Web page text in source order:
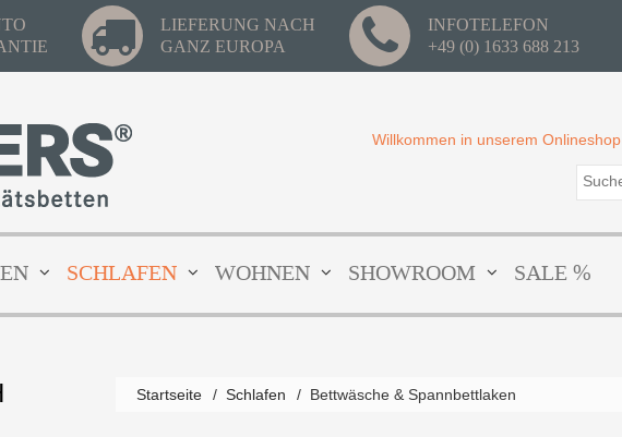
LIEFERUNG NACH
GANZ EUROPA
INFOTELEFON
+49 (0) 1633 688 213
Willkommen in unserem Onlineshop
SCHLAFEN WOHNEN SHOWROOM SALE %
Startseite / Schlafen / Bettwäsche & Spannbettlaken